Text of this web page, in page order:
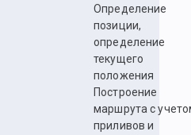
Определение
позиции,
определение
текущего
положения
Построение
маршрута с
приливов и